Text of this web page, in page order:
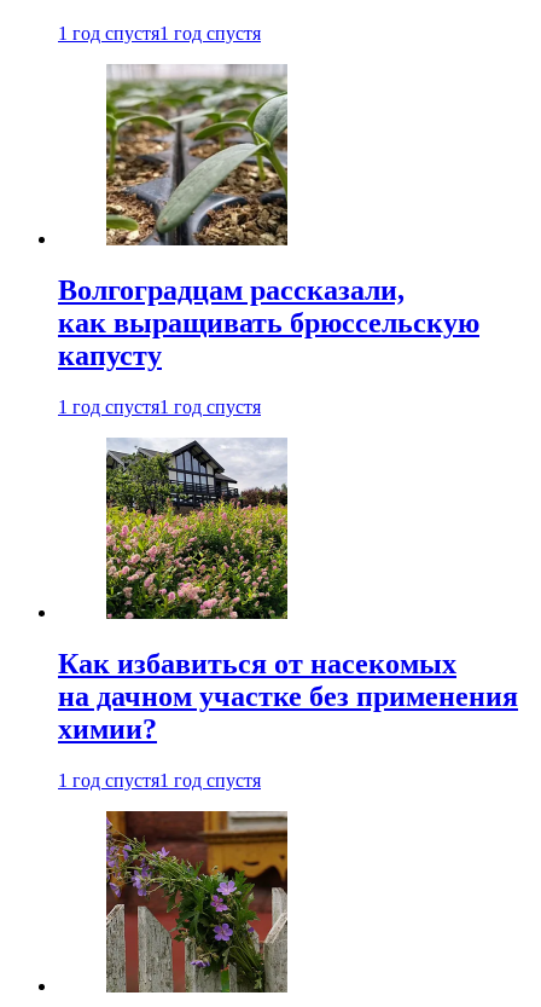
1 год спустя1 год спустя
Волгоградцам рассказали,
как выращивать брюссельскую
капусту
1 год спустя1 год спустя
Как избавиться от насекомых
на дачном участке без применения
химии?
1 год спустя1 год спустя